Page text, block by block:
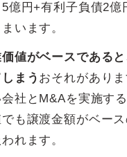
億円+有利子負債2億
います。
値がベースである
まう おそれがあり
社とM&Aを実施す
も譲渡金額がベー
れます。